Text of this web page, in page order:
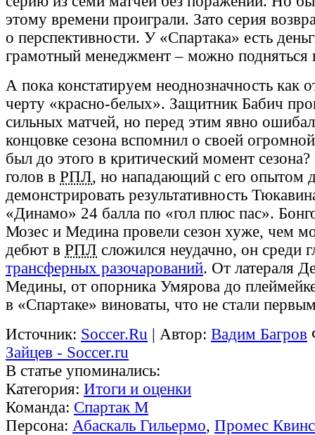
этому времени проиграли. Зато серия
о перспективности. У «Спартака» есть
грамотный менеджмент – можно
А пока констатируем неоднозначность как
черту «красно-белых». Защитник Бабич
сильных матчей, но перед этим явно
концовке сезона вспомнил о своей
был до этого в критический момент
голов в РПЛ, но нападающий с его опытом
демонстрировать результативность
«Динамо» 24 балла по «гол плюс пас».
Мозес и Медина провели сезон хуже, чем
дебют в РПЛ сложился неудачно, он среди
трансферных разочарований. От латераля
Медины, от опорника Умярова до
в «Спартаке» виноваты, что не стали
Источник: Soccer.Ru | Автор: Вадим Багров
Зайцев - Soccer.ru
В статье упоминались:
Категория: Итоги и оценки
Команда: Спартак М
Персона: Абаскаль Гильермо, Промес